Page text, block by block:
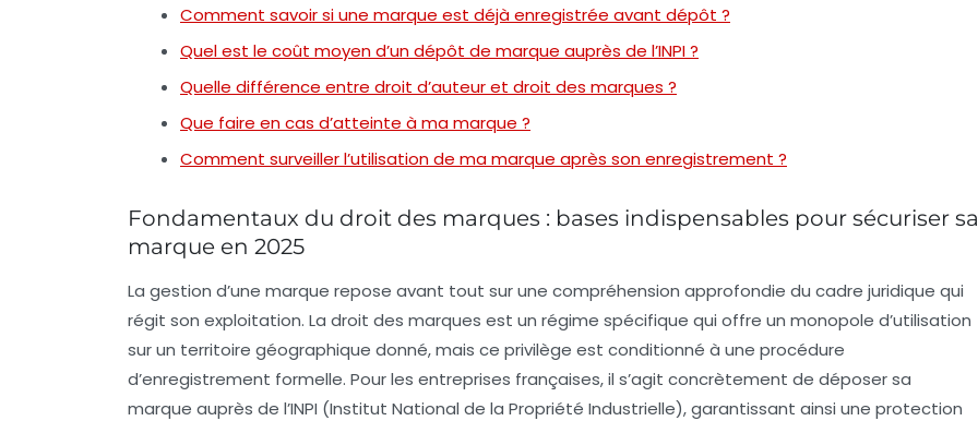
Comment savoir si une marque est déjà enregistrée avant dépôt ?
Quel est le coût moyen d’un dépôt de marque auprès de l’INPI ?
Quelle différence entre droit d’auteur et droit des marques ?
Que faire en cas d’atteinte à ma marque ?
Comment surveiller l’utilisation de ma marque après son enregistrement ?
Fondamentaux du droit des marques : bases indispensables pour sécuriser sa
marque en 2025
La gestion d’une marque repose avant tout sur une compréhension approfondie du cadre juridique qui
régit son exploitation. La droit des marques est un régime spécifique qui offre un monopole d’utilisation
sur un territoire géographique donné, mais ce privilège est conditionné à une procédure
d’enregistrement formelle. Pour les entreprises françaises, il s’agit concrètement de déposer sa
marque auprès de l’INPI (Institut National de la Propriété Industrielle), garantissant ainsi une protection